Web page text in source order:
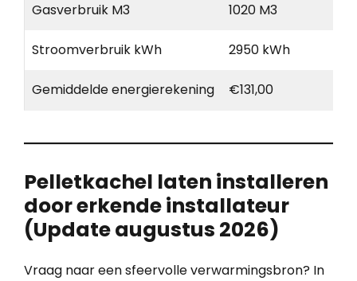
Gasverbruik M3 1020 M3
Stroomverbruik kWh 2950 kWh
Gemiddelde energierekening €131,00
Pelletkachel laten installeren
door erkende installateur
(Update augustus 2026)
Vraag naar een sfeervolle verwarmingsbron? In